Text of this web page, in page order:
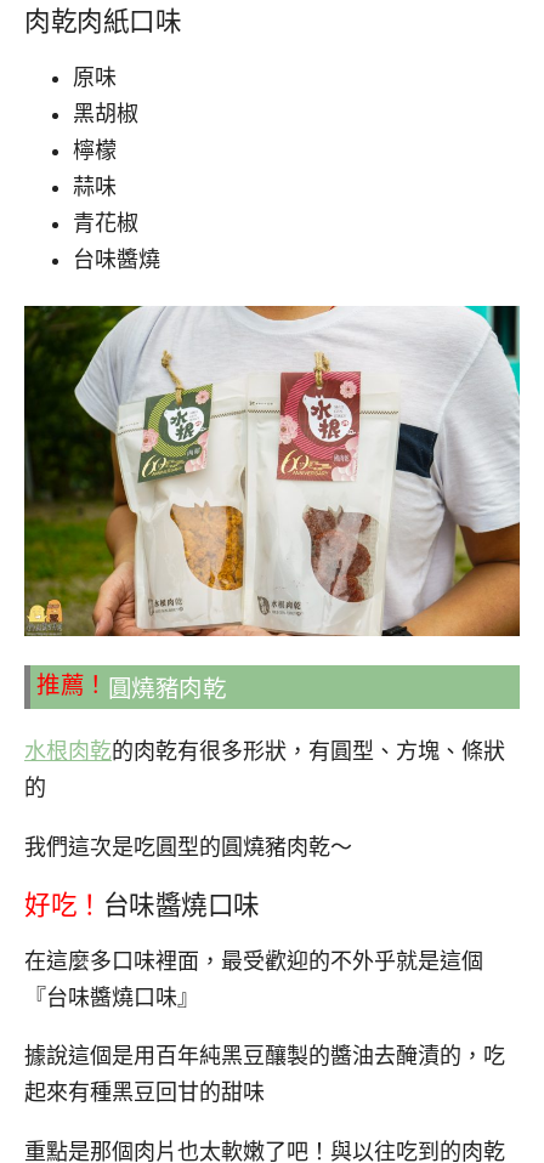
肉乾肉紙口味
原味
黑胡椒
檸檬
蒜味
青花椒
台味醬燒
推薦！ 圓燒豬肉乾
水根肉乾的肉乾有很多形狀，有圓型、方塊、條狀
的
我們這次是吃圓型的圓燒豬肉乾～
好吃！ 台味醬燒口味
在這麼多口味裡面，最受歡迎的不外乎就是這個
『台味醬燒口味』
據說這個是用百年純黑豆釀製的醬油去醃漬的，吃
起來有種黑豆回甘的甜味
重點是那個肉片也太軟嫩了吧！與以往吃到的肉乾